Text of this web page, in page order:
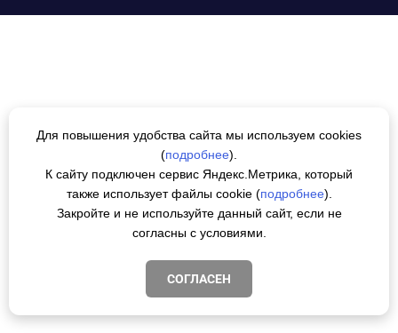
Для повышения удобства сайта мы используем cookies
(подробнее).
К сайту подключен сервис Яндекс.Метрика, который
также использует файлы cookie (подробнее).
Закройте и не используйте данный сайт, если не
согласны с условиями.
СОГЛАСЕН